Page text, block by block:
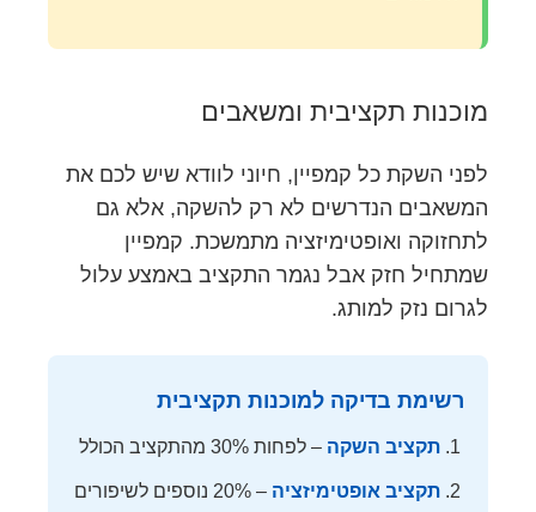
מוכנות תקציבית ומשאבים
לפני השקת כל קמפיין, חיוני לוודא שיש לכם את
המשאבים הנדרשים לא רק להשקה, אלא גם
לתחזוקה ואופטימיזציה מתמשכת. קמפיין
שמתחיל חזק אבל נגמר התקציב באמצע עלול
לגרום נזק למותג.
רשימת בדיקה למוכנות תקציבית
תקציב השקה – לפחות 30% מהתקציב הכולל
תקציב אופטימיזציה – 20% נוספים לשיפורים